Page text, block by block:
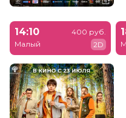
14:10
Малый
400 руб.
2D